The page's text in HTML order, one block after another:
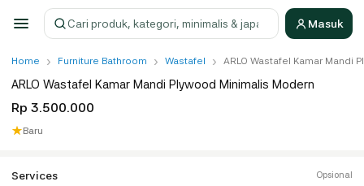
Cari produk Masuk
Home › Furniture Bathroom › Wastafel › ARLO Wastafel Kamar Mandi
ARLO Wastafel Kamar Mandi Plywood Minimalis Modern
Rp 3.500.000
★Baru
Services Opsional